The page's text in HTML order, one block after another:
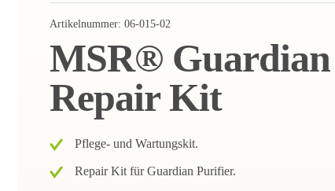
Artikelnummer: 06-015-02
MSR®
Repair Kit
Pflege- und Wartungskit.
Repair Kit für Guardian Purifier.